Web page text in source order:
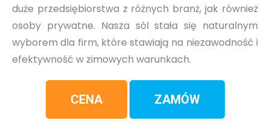
duże przedsiębiorstwa z różnych branż, jak również
osoby prywatne. Nasza sól stała się naturalnym
wyborem dla firm, które stawiają na niezawodność i
efektywność w zimowych warunkach.
CENA ZAMÓW